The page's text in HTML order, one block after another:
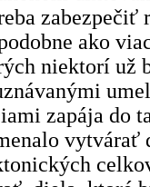
zabezpečiť
ako
niektorí už
zapája do
vytvárať